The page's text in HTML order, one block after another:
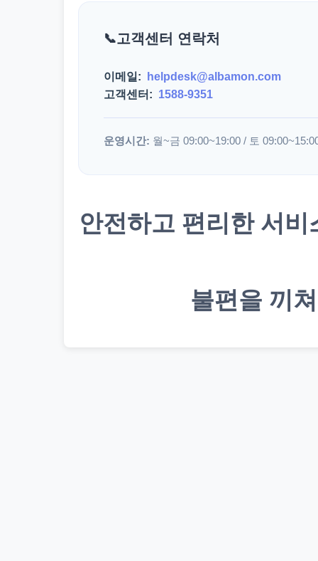
고객센터 연락처
이메일:
helpdesk@albamon.com
고객센터: 1588-9351
운영시간: 월~금 09:00~19:00 / 토
안전하고 편리한 서
불편을 끼